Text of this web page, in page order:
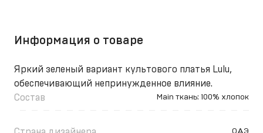
Информация о товаре
Яркий зеленый вариант культового платья Lulu,
обеспечивающий непринужденное влияние.
Состав
Main ткань: 100% хлопок
ОАЭ